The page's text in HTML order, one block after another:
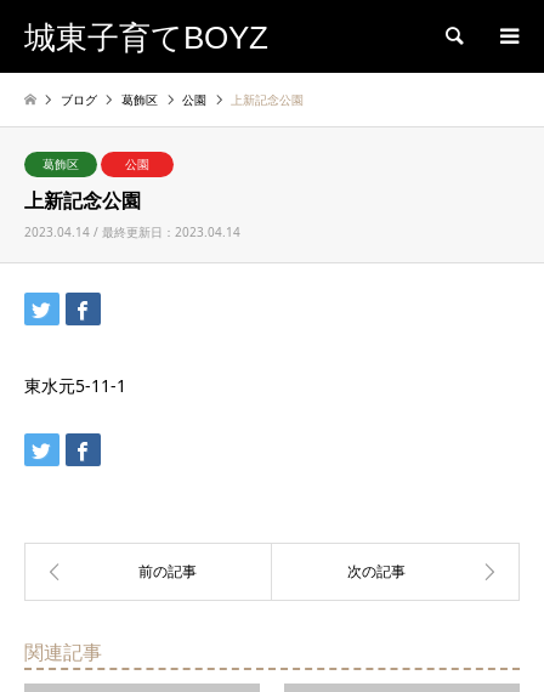
城東子育てBOYZ 検索
ブログ 葛飾区 公園 上新記念公園
葛飾区 公園
上新記念公園
2023.04.14 / 最終更新日：2023.04.14
東水元5-11-1
関連記事